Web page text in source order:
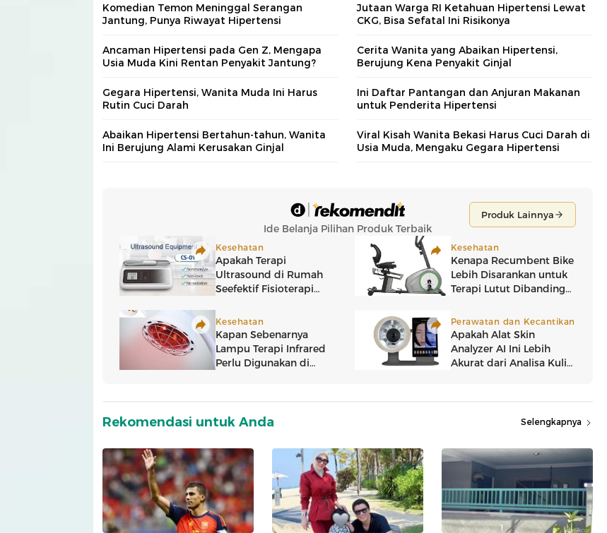
Komedian Temon Meninggal Serangan
Jantung, Punya Riwayat Hipertensi
Jutaan Warga RI Ketahuan Hipertensi Lewat
CKG, Bisa Sefatal Ini Risikonya
Ancaman Hipertensi pada Gen Z, Mengapa
Usia Muda Kini Rentan Penyakit Jantung?
Cerita Wanita yang Abaikan Hipertensi,
Berujung Kena Penyakit Ginjal
Gegara Hipertensi, Wanita Muda Ini Harus
Rutin Cuci Darah
Ini Daftar Pantangan dan Anjuran Makanan
untuk Penderita Hipertensi
Abaikan Hipertensi Bertahun-tahun, Wanita
Ini Berujung Alami Kerusakan Ginjal
Viral Kisah Wanita Bekasi Harus Cuci Darah di
Usia Muda, Mengaku Gegara Hipertensi
Rekomendasi untuk Anda Selengkapnya